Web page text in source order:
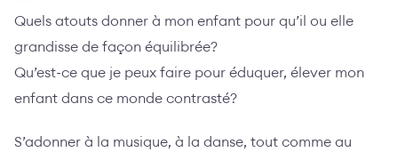
Quels atouts donner à mon enfant pour qu’il ou elle
grandisse de façon équilibrée?
Qu’est-ce que je peux faire pour éduquer, élever mon
enfant dans ce monde contrasté?
S’adonner à la musique, à la danse, tout comme au